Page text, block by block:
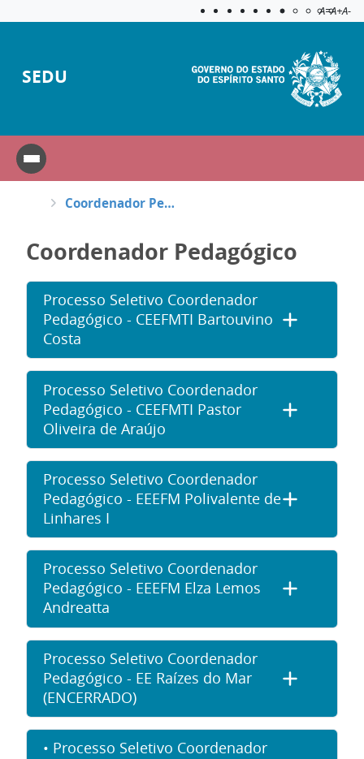
Aplicar
A=A+A-
SEDU
Coordenador Pedagógico
Coordenador Pedagógico
Processo Seletivo Coordenador
Pedagógico - CEEFMTI Bartouvino
Costa
Processo Seletivo Coordenador
Pedagógico - CEEFMTI Pastor
Oliveira de Araújo
Processo Seletivo Coordenador
Pedagógico - EEEFM Polivalente de
Linhares I
Processo Seletivo Coordenador
Pedagógico - EEEFM Elza Lemos
Andreatta
Processo Seletivo Coordenador
Pedagógico - EE Raízes do Mar
(ENCERRADO)
• Processo Seletivo Coordenador